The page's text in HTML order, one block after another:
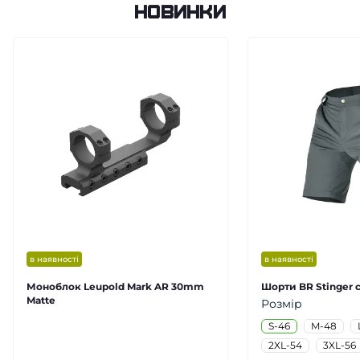
Новинки
в наявності
Моноблок Leupold Mark AR 30mm
Matte
в наявності
Шорти BR Stinger
Розмір
S-46 M-48
2XL-54
3XL-56